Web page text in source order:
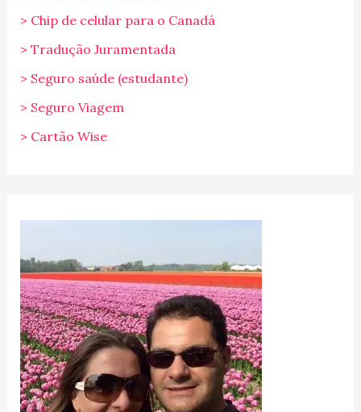
> Chip de celular para o Canadá
> Tradução Juramentada
> Seguro saúde (estudante)
> Seguro Viagem
> Cartão Wise